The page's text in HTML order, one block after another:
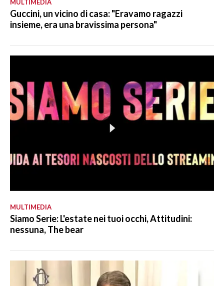
MULTIMEDIA
Guccini, un vicino di casa: "Eravamo ragazzi
insieme, era una bravissima persona"
MULTIMEDIA
Siamo Serie: L'estate nei tuoi occhi, Attitudini:
nessuna, The bear